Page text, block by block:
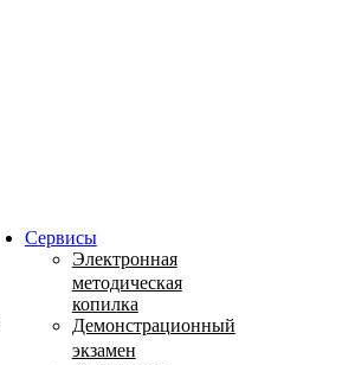
Сервисы
Электронная
методическая
копилка
Демонстрационный
экзамен